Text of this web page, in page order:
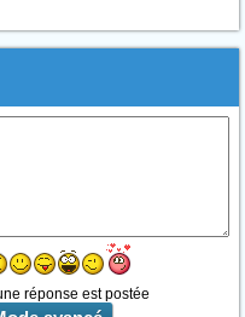
réponse est postée